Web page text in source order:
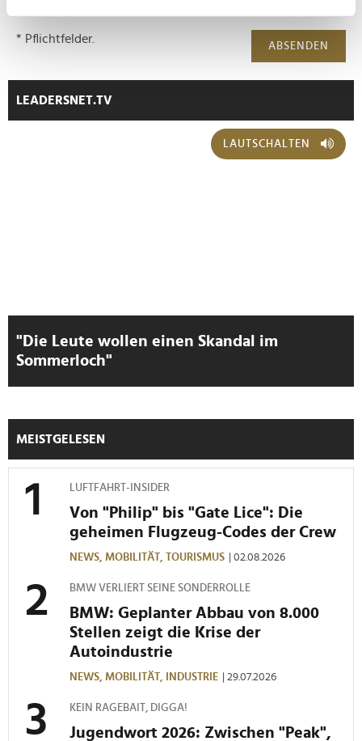
bestimmten Merkmalen (Fingerprinting) identifizieren
Abschnitt Einzelheiten
Wir verwenden Cookies, um Inhalte und Anzeigen zu
personalisieren, Funktionen für soziale Medien anbieten
ABSENDEN
* Pflichtfelder.
LEADERSNET.TV
LAUTSCHALTEN
"Die Leute wollen einen Skandal im
Sommerloch"
MEISTGELESEN
LUFTFAHRT-INSIDER
Von "Philip" bis "Gate Lice": Die
geheimen Flugzeug-Codes der Crew
NEWS, MOBILITÄT, TOURISMUS | 02.08.2026
BMW VERLIERT SEINE SONDERROLLE
BMW: Geplanter Abbau von 8.000
Stellen zeigt die Krise der
Autoindustrie
NEWS, MOBILITÄT, INDUSTRIE | 29.07.2026
KEIN RAGEBAIT, DIGGA!
Jugendwort 2026: Zwischen "Peak",